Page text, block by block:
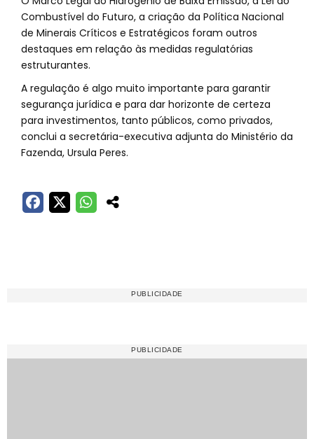
Combustível do Futuro, a criação da Política Nacional
de Minerais Críticos e Estratégicos foram outros
destaques em relação às medidas regulatórias
estruturantes.
A regulação é algo muito importante para garantir
segurança jurídica e para dar horizonte de certeza
para investimentos, tanto públicos, como privados,
conclui a secretária-executiva adjunta do Ministério da
Fazenda, Ursula Peres.